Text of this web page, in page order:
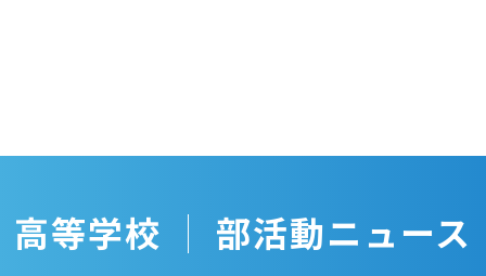
高等学校 部活動ニュース